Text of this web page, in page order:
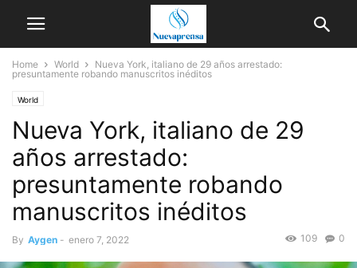
Home World
Nueva York, italiano de 29 años arrestado:
presuntamente robando manuscritos inéditos
World
Nueva York, italiano de 29
años arrestado:
presuntamente robando
manuscritos inéditos
By Aygen - enero 7, 2022 0
109